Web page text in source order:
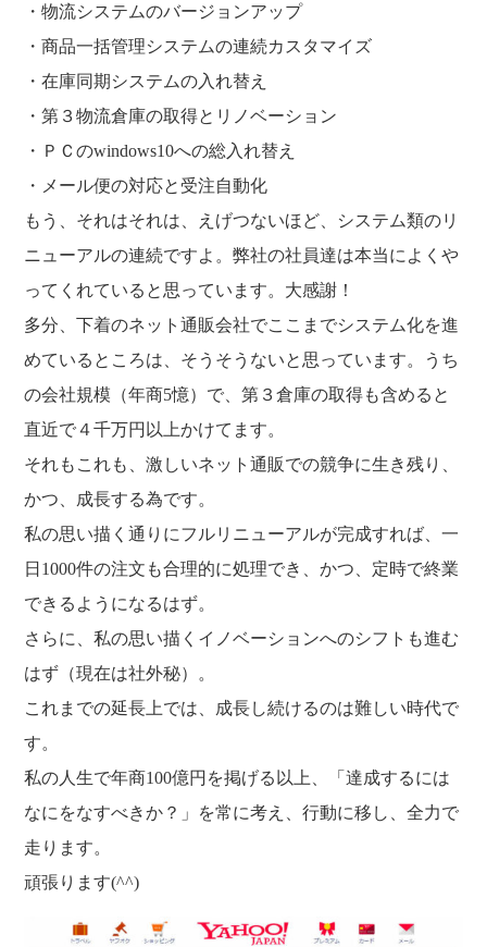
・物流システムのバージョンアップ
・商品一括管理システムの連続カスタマイズ
・在庫同期システムの入れ替え
・第３物流倉庫の取得とリノベーション
・ＰＣのwindows10への総入れ替え
・メール便の対応と受注自動化
もう、それはそれは、えげつないほど、システム類のリ
ニューアルの連続ですよ。弊社の社員達は本当によくや
ってくれていると思っています。大感謝！
多分、下着のネット通販会社でここまでシステム化を進
めているところは、そうそうないと思っています。うち
の会社規模（年商5憶）で、第３倉庫の取得も含めると
直近で４千万円以上かけてます。
それもこれも、激しいネット通販での競争に生き残り、
かつ、成長する為です。
私の思い描く通りにフルリニューアルが完成すれば、一
日1000件の注文も合理的に処理でき、かつ、定時で終業
できるようになるはず。
さらに、私の思い描くイノベーションへのシフトも進む
はず（現在は社外秘）。
これまでの延長上では、成長し続けるのは難しい時代で
す。
私の人生で年商100億円を掲げる以上、「達成するには
なにをなすべきか？」を常に考え、行動に移し、全力で
走ります。
頑張ります(^^)